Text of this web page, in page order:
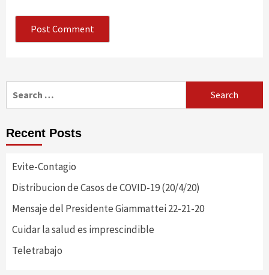
for:
Recent Posts
Evite-Contagio
Distribucion de Casos de COVID-19 (20/4/20)
Mensaje del Presidente Giammattei 22-21-20
Cuidar la salud es imprescindible
Teletrabajo